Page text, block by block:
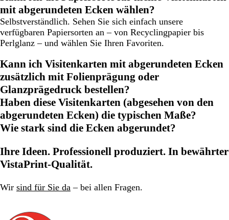
mit abgerundeten Ecken wählen?
Selbstverständlich. Sehen Sie sich einfach unsere
verfügbaren Papiersorten an – von Recyclingpapier bis
Perlglanz – und wählen Sie Ihren Favoriten.
Kann ich Visitenkarten mit abgerundeten Ecken
zusätzlich mit Folienprägung oder
Glanzprägedruck bestellen?
Haben diese Visitenkarten (abgesehen von den
abgerundeten Ecken) die typischen Maße?
Wie stark sind die Ecken abgerundet?
Ihre Ideen. Professionell produziert. In bewährter
VistaPrint-Qualität.
Wir sind für Sie da – bei allen Fragen.